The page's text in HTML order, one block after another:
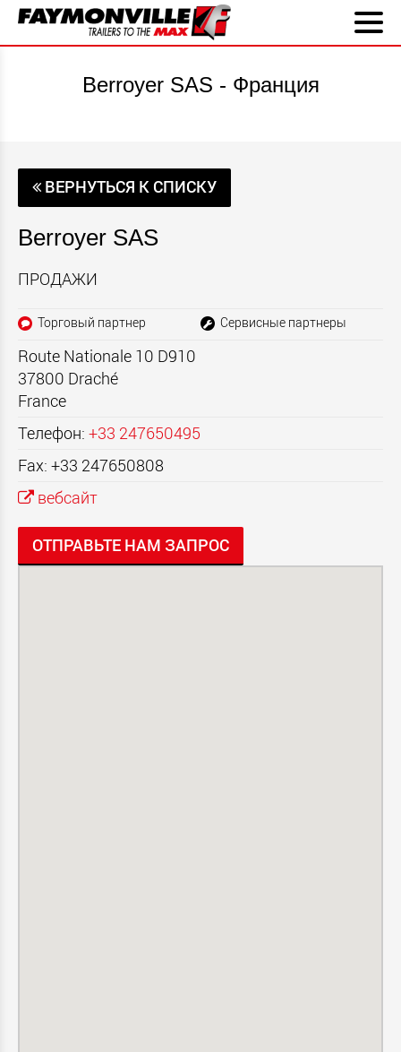
Berroyer SAS - Франция
ВЕРНУТЬСЯ К СПИСКУ
Berroyer SAS
ПРОДАЖИ
Торговый партнер Сервисные партнеры
Route Nationale 10 D910
37800 Draché
France
Телефон: +33 247650495
Fax: +33 247650808
вебсайт
ОТПРАВЬТЕ НАМ ЗАПРОС